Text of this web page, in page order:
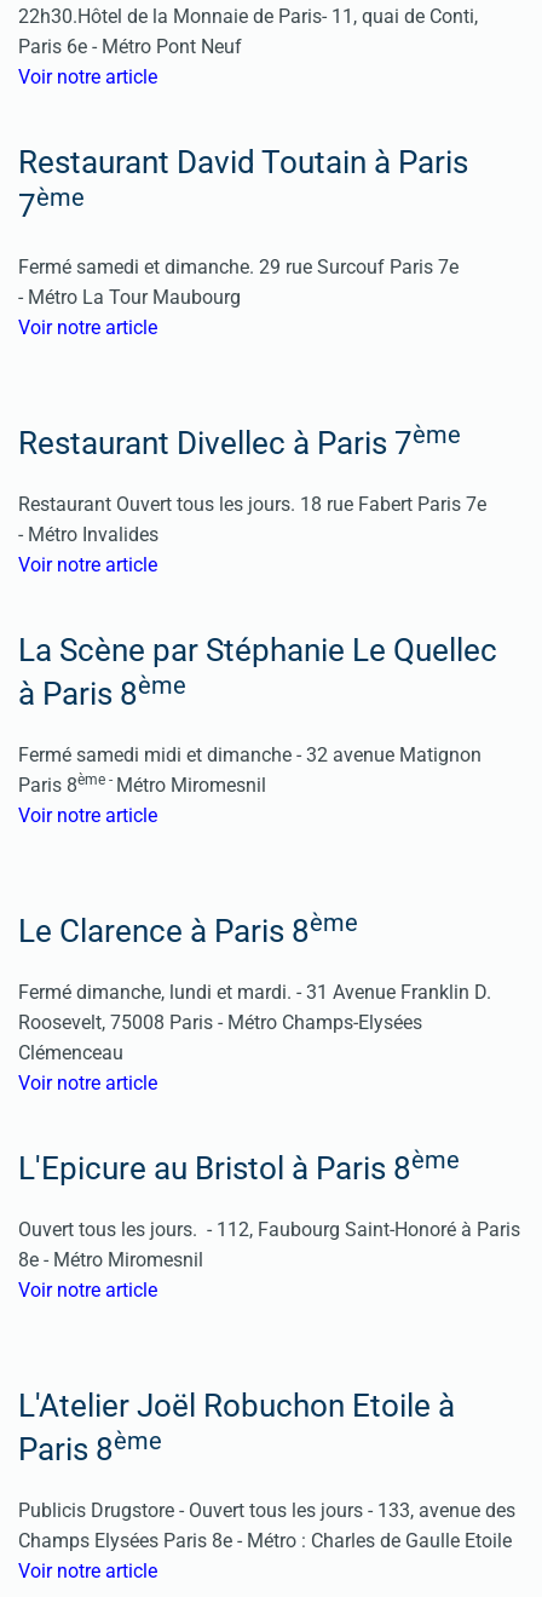
22h30.Hôtel de la Monnaie de Paris- 11, quai de Conti,
Paris 6e - Métro Pont Neuf
Voir notre article
Restaurant David Toutain à Paris
7ème
Fermé samedi et dimanche. 29 rue Surcouf Paris 7e
- Métro La Tour Maubourg
Voir notre article
Restaurant Divellec à Paris 7ème
Restaurant Ouvert tous les jours. 18 rue Fabert Paris 7e
- Métro Invalides
Voir notre article
La Scène par Stéphanie Le Quellec
à Paris 8ème
Fermé samedi midi et dimanche - 32 avenue Matignon
Paris 8ème - Métro Miromesnil
Voir notre article
Le Clarence à Paris 8ème
Fermé dimanche, lundi et mardi. - 31 Avenue Franklin D.
Roosevelt, 75008 Paris - Métro Champs-Elysées
Clémenceau
Voir notre article
L'Epicure au Bristol à Paris 8ème
Ouvert tous les jours. - 112, Faubourg Saint-Honoré à Paris
8e - Métro Miromesnil
Voir notre article
L'Atelier Joël Robuchon Etoile à
Paris 8ème
Publicis Drugstore - Ouvert tous les jours - 133, avenue des
Champs Elysées Paris 8e - Métro : Charles de Gaulle Etoile
Voir notre article